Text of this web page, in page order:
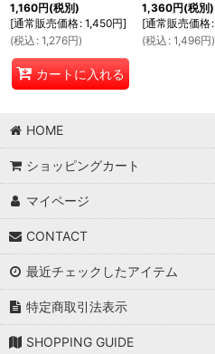
1,160円(税別)
[通常販売価格: 1,450円]
(税込 : 1,276円)
カートに入れる
1,360円(税別)
[通常販売価格:
(税込 : 1,496円)
HOME
ショッピングカート
マイページ
CONTACT
最近チェックしたアイテム
特定商取引法表示
SHOPPING GUIDE